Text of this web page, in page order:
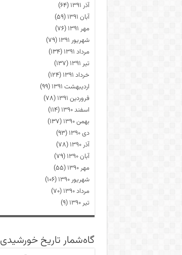
آذر ۱۳۹۱
(۶۴)
آبان ۱۳۹۱
(۵۹)
مهر ۱۳۹۱
(۷۶)
شهریور ۱۳۹۱
(۷۹)
مرداد ۱۳۹۱
(۱۳۴)
تیر ۱۳۹۱
(۱۳۷)
خرداد ۱۳۹۱
(۱۲۴)
اردیبهشت ۱۳۹۱
(۹۹)
فروردین ۱۳۹۱
(۷۸)
اسفند ۱۳۹۰
(۱۱۴)
بهمن ۱۳۹۰
(۱۳۷)
دی ۱۳۹۰
(۹۳)
آذر ۱۳۹۰
(۷۸)
آبان ۱۳۹۰
(۷۹)
مهر ۱۳۹۰
(۵۵)
شهریور ۱۳۹۰
(۱۰۶)
مرداد ۱۳۹۰
(۷۰)
تیر ۱۳۹۰
(۹)
گاه‌شمار تاریخ خورشیدی